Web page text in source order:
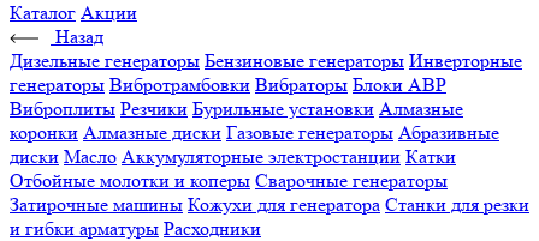
Каталог Акции
Назад
Дизельные генераторы Бензиновые генераторы Инверторные
генераторы Вибротрамбовки Вибраторы Блоки АВР
Виброплиты Резчики Бурильные установки Алмазные
коронки Алмазные диски Газовые генераторы Абразивные
диски Масло Аккумуляторные электростанции Катки
Отбойные молотки и коперы Сварочные генераторы
Затирочные машины Кожухи для генератора Станки для резки
и гибки арматуры Расходники